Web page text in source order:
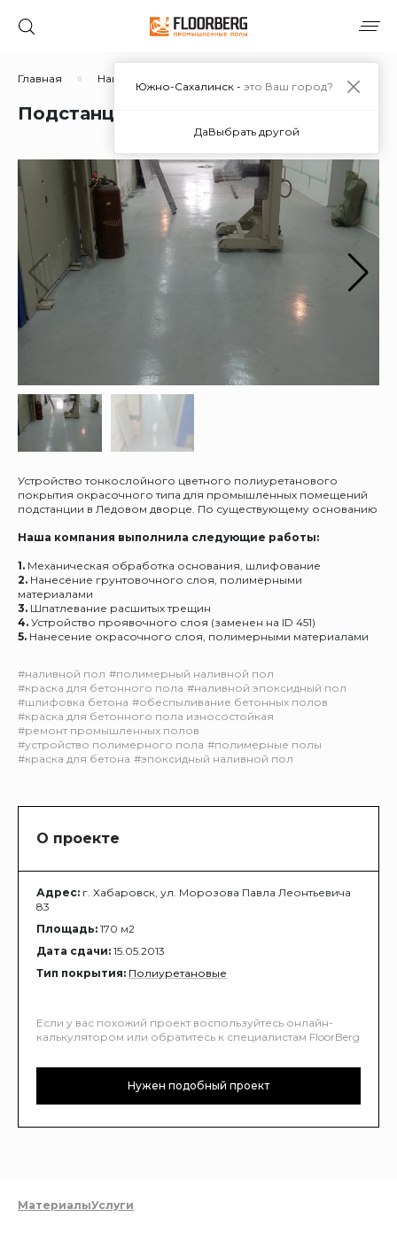
Главная Наши работы Подстанция стадиона "Ерофей"
Подстанция стадиона "Ерофей"
Устройство тонкослойного цветного полиуретанового
покрытия окрасочного типа для промышленных помещений
подстанции в Ледовом дворце. По существующему основанию
Наша компания выполнила следующие работы:
1. Механическая обработка основания, шлифование
2. Нанесение грунтовочного слоя, полимерными
материалами
3. Шпатлевание расшитых трещин
4. Устройство проявочного слоя (заменен на ID 451)
5. Нанесение окрасочного слоя, полимерными материалами
#наливной пол #полимерный наливной пол
#краска для бетонного пола #наливной эпоксидный пол
#шлифовка бетона #обеспыливание бетонных полов
#краска для бетонного пола износостойкая
#ремонт промышленных полов
#устройство полимерного пола #полимерные полы
#краска для бетона #эпоксидный наливной пол
О проекте
Адрес: г. Хабаровск, ул. Морозова Павла Леонтьевича
83
Площадь: 170 м2
Дата сдачи: 15.05.2013
Тип покрытия: Полиуретановые
Если у вас похожий проект воспользуйтесь онлайн-
калькулятором или обратитесь к специалистам FloorBerg
Нужен подобный проект
МатериалыУслуги
Южно-Сахалинск - это Ваш город?
ДаВыбрать другой